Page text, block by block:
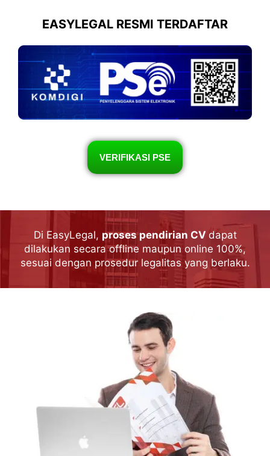
EASYLEGAL RESMI TERDAFTAR
VERIFIKASI PSE
Di EasyLegal, proses pendirian CV dapat
dilakukan secara offline maupun online 100%,
sesuai dengan prosedur legalitas yang berlaku.